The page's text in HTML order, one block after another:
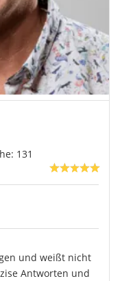
131
und weißt nicht
Antworten und